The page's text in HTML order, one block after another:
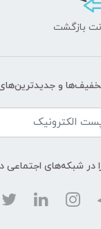
و
در شبکه‌های اجتماعی